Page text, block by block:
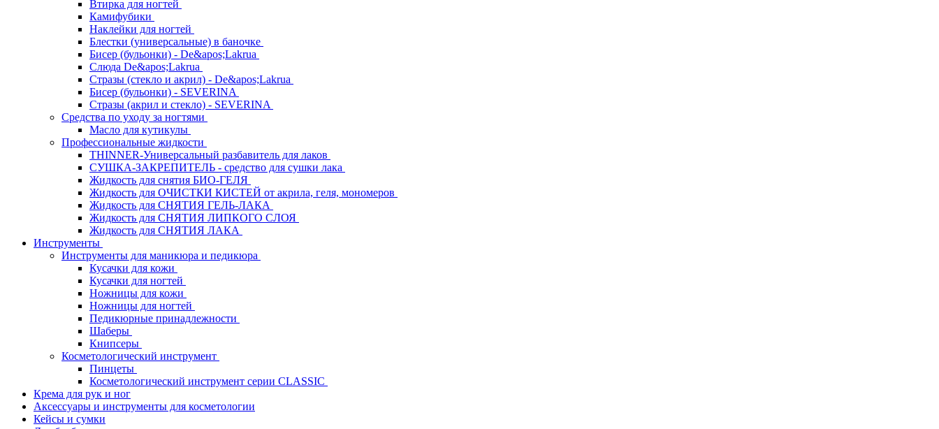
Втирка для ногтей
Камифубики
Наклейки для ногтей
Блестки (универсальные) в баночке
Бисер (бульонки) - De&apos;Lakrua
Слюда De&apos;Lakrua
Стразы (стекло и акрил) - De&apos;Lakrua
Бисер (бульонки) - SEVERINA
Стразы (акрил и стекло) - SEVERINA
Средства по уходу за ногтями
Масло для кутикулы
Профессиональные жидкости
THINNER-Универсальный разбавитель для лаков
СУШКА-ЗАКРЕПИТЕЛЬ - средство для сушки лака
Жидкость для снятия БИО-ГЕЛЯ
Жидкость для ОЧИСТКИ КИСТЕЙ от акрила, геля, мономеров
Жидкость для СНЯТИЯ ГЕЛЬ-ЛАКА
Жидкость для СНЯТИЯ ЛИПКОГО СЛОЯ
Жидкость для СНЯТИЯ ЛАКА
Инструменты
Инструменты для маникюра и педикюра
Кусачки для кожи
Кусачки для ногтей
Ножницы для кожи
Ножницы для ногтей
Педикюрные принадлежности
Шаберы
Книпсеры
Косметологический инструмент
Пинцеты
Косметологический инструмент серии CLASSIC
Крема для рук и ног
Аксессуары и инструменты для косметологии
Кейсы и сумки